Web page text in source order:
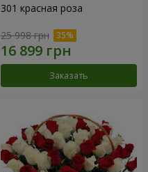
301 красная роза
25 998 грн
Заказать